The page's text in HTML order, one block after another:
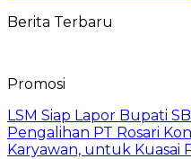
Berita Terbaru
Promosi
LSM Siap Lapor Bupati
Pengalihan PT Rosari
Karyawan, untuk Kuasai